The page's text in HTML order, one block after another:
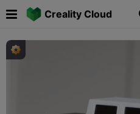
Creality Cloud